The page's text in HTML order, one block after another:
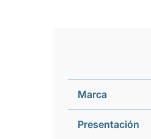
Marca
Presentación